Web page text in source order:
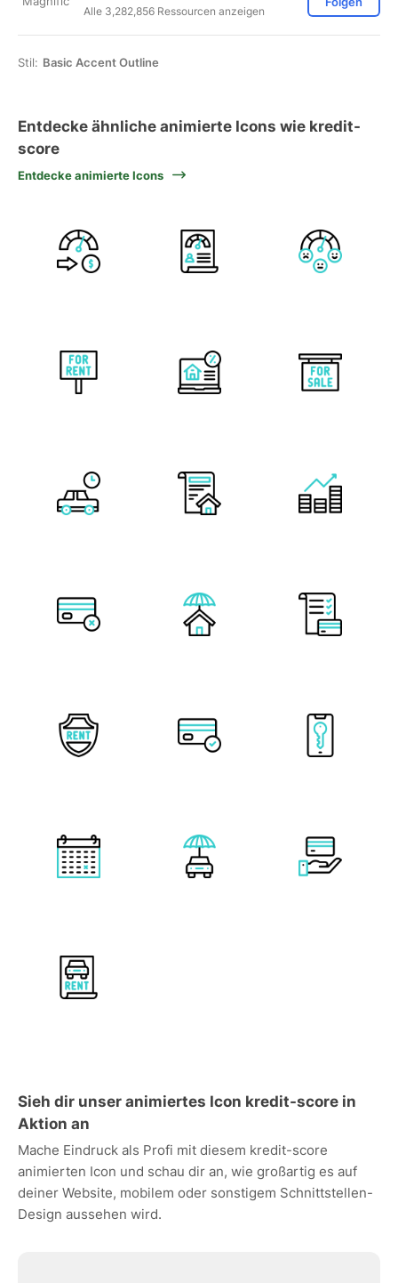
Alle 3,282,856 Ressourcen anzeigen
Stil: Basic Accent Outline
Entdecke ähnliche animierte Icons wie kredit-
score
Entdecke animierte Icons
Sieh dir unser animiertes Icon kredit-score in
Aktion an
Mache Eindruck als Profi mit diesem kredit-score
animierten Icon und schau dir an, wie großartig es auf
deiner Website, mobilem oder sonstigem Schnittstellen-
Design aussehen wird.